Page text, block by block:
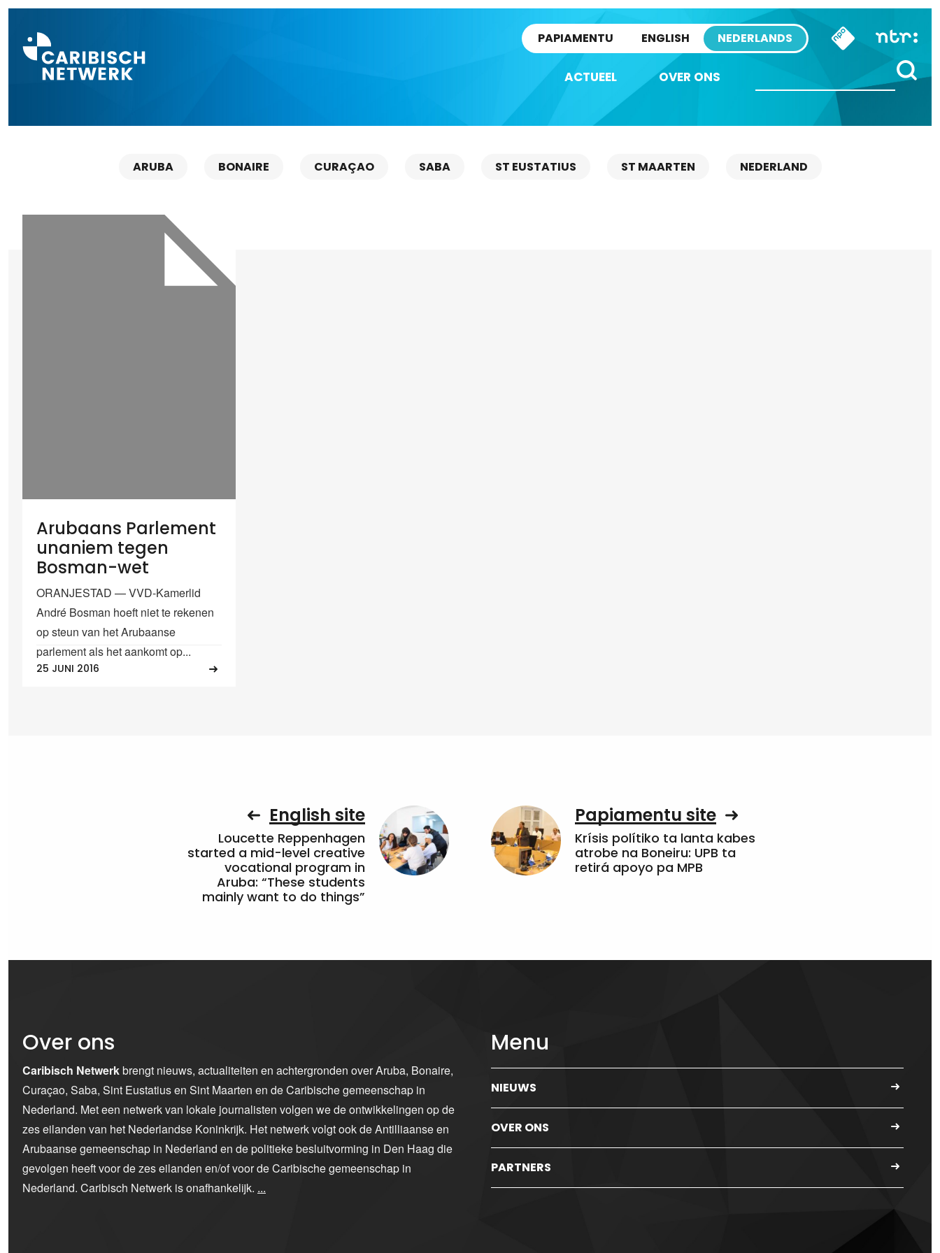
PAPIAMENTU ENGLISH NEDERLANDS
ACTUEEL OVER ONS
ARUBA BONAIRE CURAÇAO SABA ST EUSTATIUS ST MAARTEN NEDERLAND
Arubaans Parlement
unaniem tegen
Bosman-wet
ORANJESTAD — VVD-Kamerlid
André Bosman hoeft niet te rekenen
op steun van het Arubaanse
parlement als het aankomt op...
25 JUNI 2016
English site
Loucette Reppenhagen
started a mid-level creative
vocational program in
Aruba: “These students
mainly want to do things”
Papiamentu site
Krísis polítiko ta lanta kabes
atrobe na Boneiru: UPB ta
retirá apoyo pa MPB
Over ons
Caribisch Netwerkbrengt nieuws, actualiteiten en achtergronden over Aruba, Bonaire,
Curaçao, Saba, Sint Eustatius en Sint Maarten en de Caribische gemeenschap in
Nederland. Met een netwerk van lokale journalisten volgen we de ontwikkelingen op de
zes eilanden van het Nederlandse Koninkrijk. Het netwerk volgt ook de Antilliaanse en
Arubaanse gemeenschap in Nederland en de politieke besluitvorming in Den Haag die
gevolgen heeft voor de zes eilanden en/of voor de Caribische gemeenschap in
Nederland. Caribisch Netwerk is onafhankelijk. ...
Menu
NIEUWS
OVER ONS
PARTNERS